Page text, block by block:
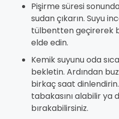
Pişirme süresi
sudan çıkarın. Suyu
tülbentten geçirerek
elde edin.
Kemik suyunu oda
bekletin. Ardından
birkaç saat
tabakasını alabilir ya
bırakabilirsiniz.